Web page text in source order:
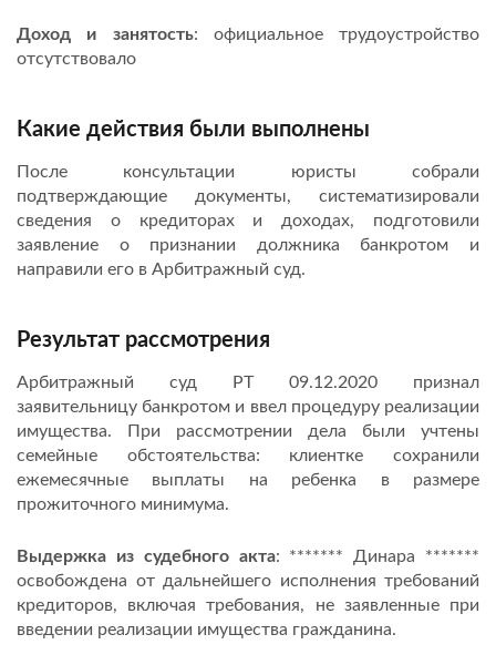
Доход и занятость: официальное трудоустройство
отсутствовало
Какие действия были выполнены
После консультации юристы собрали
подтверждающие документы, систематизировали
сведения о кредиторах и доходах, подготовили
заявление о признании должника банкротом и
направили его в Арбитражный суд.
Результат рассмотрения
Арбитражный суд РТ 09.12.2020 признал
заявительницу банкротом и ввел процедуру реализации
имущества. При рассмотрении дела были учтены
семейные обстоятельства: клиентке сохранили
ежемесячные выплаты на ребенка в размере
прожиточного минимума.
Выдержка из судебного акта: ******* Динара *******
освобождена от дальнейшего исполнения требований
кредиторов, включая требования, не заявленные при
введении реализации имущества гражданина.